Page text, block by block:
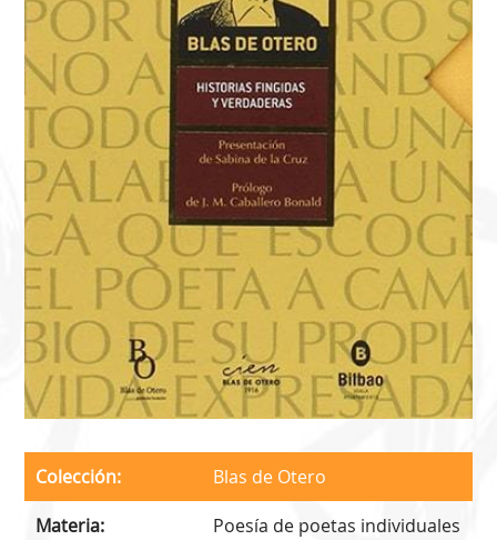
Colección
Blas de Otero
Materia
Poesía de poetas individuales